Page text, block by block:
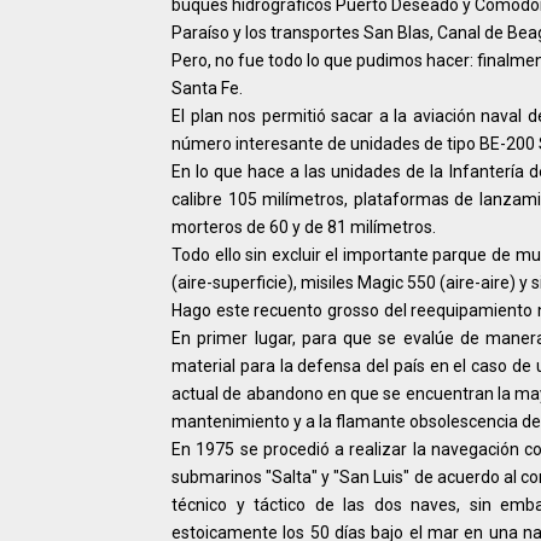
buques hidrográficos Puerto Deseado y
Paraíso y los transportes San Blas, Canal de
Pero, no fue todo lo que pudimos hacer:
Santa Fe.
El plan nos permitió sacar a la aviación naval
número interesante de unidades de tipo BE-200
En lo que hace a las unidades de la Infantería
calibre 105 milímetros, plataformas de
morteros de 60 y de 81 milímetros.
Todo ello sin excluir el importante parque de
(aire-superficie), misiles Magic 550 (aire-aire) y
Hago este recuento grosso del
En primer lugar, para que se evalúe de
material para la defensa del país en el caso
actual de abandono en que se encuentran la
mantenimiento y a la flamante obsolescencia
En 1975 se procedió a realizar la navegación
submarinos "Salta" y "San Luis" de acuerdo al
técnico y táctico de las dos naves, sin
estoicamente los 50 días bajo el mar en una